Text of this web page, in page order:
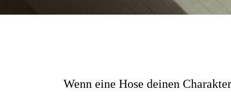
Wenn eine Hose deinen